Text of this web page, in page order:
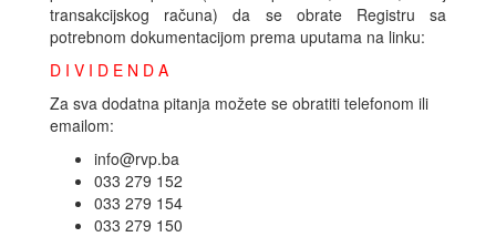
transakcijskog računa) da se obrate Registru sa
potrebnom dokumentacijom prema uputama na linku:
D I V I D E N D A
Za sva dodatna pitanja možete se obratiti telefonom ili
emailom:
info@rvp.ba
033 279 152
033 279 154
033 279 150